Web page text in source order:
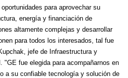
para aprovechar su
energía y financiación de
altamente complejas y desarrollar
para todos los interesados, tal fue
jefe de Infraestructura y
"GE fue elegida para acompañarnos en
a su confiable tecnología y solución de